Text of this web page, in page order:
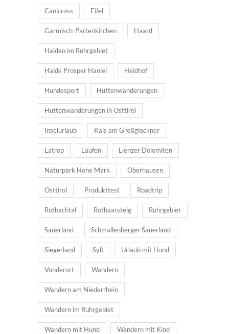
Canicross Eifel
Garmisch-Partenkirchen Haard
Halden im Ruhrgebiet
Halde Prosper Haniel Heidhof
Hundesport Hüttenwanderungen
Hüttenwanderungen in Osttirol
Inselurlaub Kals am Großglockner
Latrop Laufen Lienzer Dolomiten
Naturpark Hohe Mark Oberhausen
Osttirol Produkttest Roadtrip
Rotbachtal Rothaarsteig Ruhrgebiet
Sauerland Schmallenberger Sauerland
Siegerland Sylt Urlaub mit Hund
Vonderort Wandern
Wandern am Niederrhein
Wandern im Ruhrgebiet
Wandern mit Hund Wandern mit Kind